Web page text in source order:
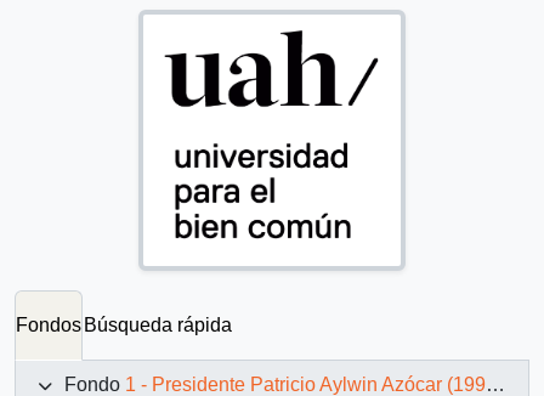
Fondos Búsqueda rápida
Fondo 1 - Presidente Patricio Aylwin Azócar (1990-1994)